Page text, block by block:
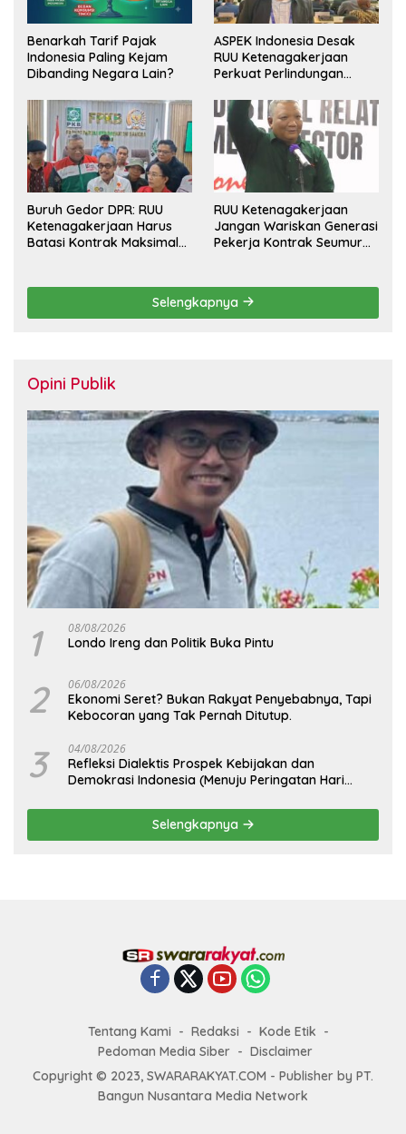
Benarkah Tarif Pajak
Indonesia Paling Kejam
Dibanding Negara Lain?
ASPEK Indonesia Desak
RUU Ketenagakerjaan
Perkuat Perlindungan
Pesangon
Buruh Gedor DPR: RUU
Ketenagakerjaan Harus
Batasi Kontrak Maksimal
RUU Ketenagakerjaan
Jangan Wariskan Generasi
Pekerja Kontrak Seumur
Selengkapnya
Opini Publik
1 08/08/2026
Londo Ireng dan Politik Buka Pintu
2 06/08/2026
Ekonomi Seret? Bukan Rakyat Penyebabnya, Tapi
Kebocoran yang Tak Pernah Ditutup.
3 04/08/2026
Refleksi Dialektis Prospek Kebijakan dan
Demokrasi Indonesia (Menuju Peringatan Hari
Selengkapnya
Tentang Kami Redaksi
Kode Etik
Pedoman Media Siber
Disclaimer
Copyright © 2023, SWARARAKYAT.COM - Publisher by PT.
Bangun Nusantara Media Network